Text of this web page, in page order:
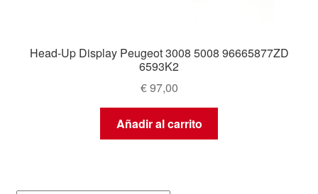
Transporte
Head-Up Display Peugeot 3008 5008 96665877ZD
6593K2
€97,00
Añadir al carrito